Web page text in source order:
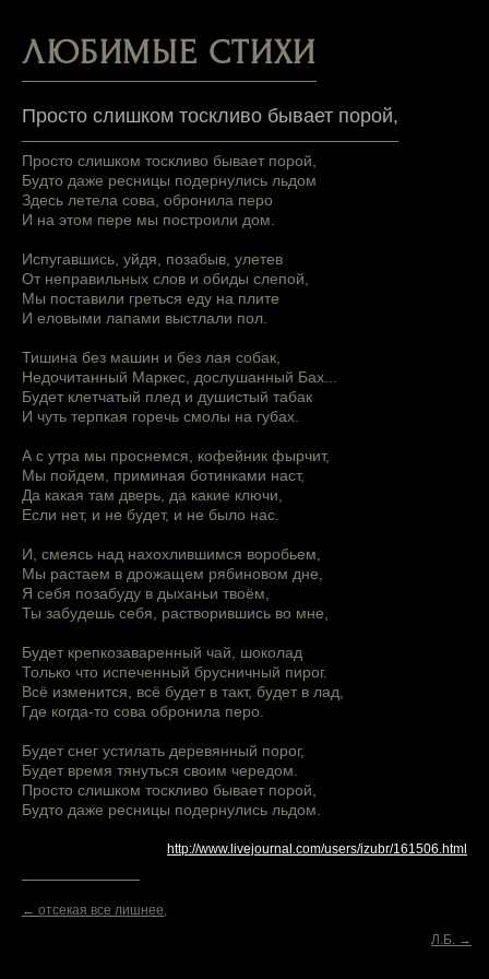
ЛЮБИМЫЕ СТИХИ
Просто слишком тоскливо бывает порой,
Просто слишком тоскливо бывает порой,
Будто даже ресницы подернулись льдом
Здесь летела сова, обронила перо
И на этом пере мы построили дом.
Испугавшись, уйдя, позабыв, улетев
От неправильных слов и обиды слепой,
Мы поставили греться еду на плите
И еловыми лапами выстлали пол.
Тишина без машин и без лая собак,
Недочитанный Маркес, дослушанный Бах...
Будет клетчатый плед и душистый табак
И чуть терпкая горечь смолы на губах.
А с утра мы проснемся, кофейник фырчит,
Мы пойдем, приминая ботинками наст,
Да какая там дверь, да какие ключи,
Если нет, и не будет, и не было нас.
И, смеясь над нахохлившимся воробьем,
Мы растаем в дрожащем рябиновом дне,
Я себя позабуду в дыханьи твоём,
Ты забудешь себя, растворившись во мне,
Будет крепкозаваренный чай, шоколад
Только что испеченный брусничный пирог.
Всё изменится, всё будет в такт, будет в лад,
Где когда-то сова обронила перо.
Будет снег устилать деревянный порог,
Будет время тянуться своим чередом.
Просто слишком тоскливо бывает порой,
Будто даже ресницы подернулись льдом.
http://www.livejournal.com/users/izubr/161506.html
← отсекая все лишнее,
Л.Б. →